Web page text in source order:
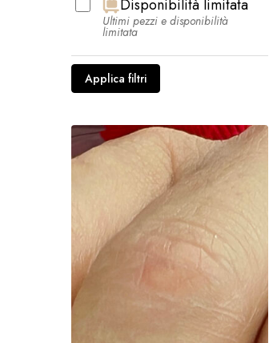
Disponibilità limitata
Ultimi pezzi e disponibilità
limitata
Applica filtri